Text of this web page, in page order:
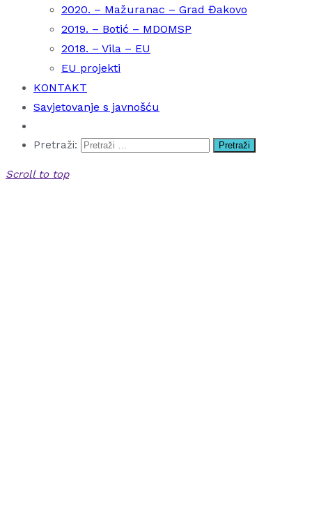
2020. – Mažuranac – Grad Đakovo
2019. – Botić – MDOMSP
2018. – Vila – EU
EU projekti
KONTAKT
Savjetovanje s javnošću
Pretraži:
Scroll to top